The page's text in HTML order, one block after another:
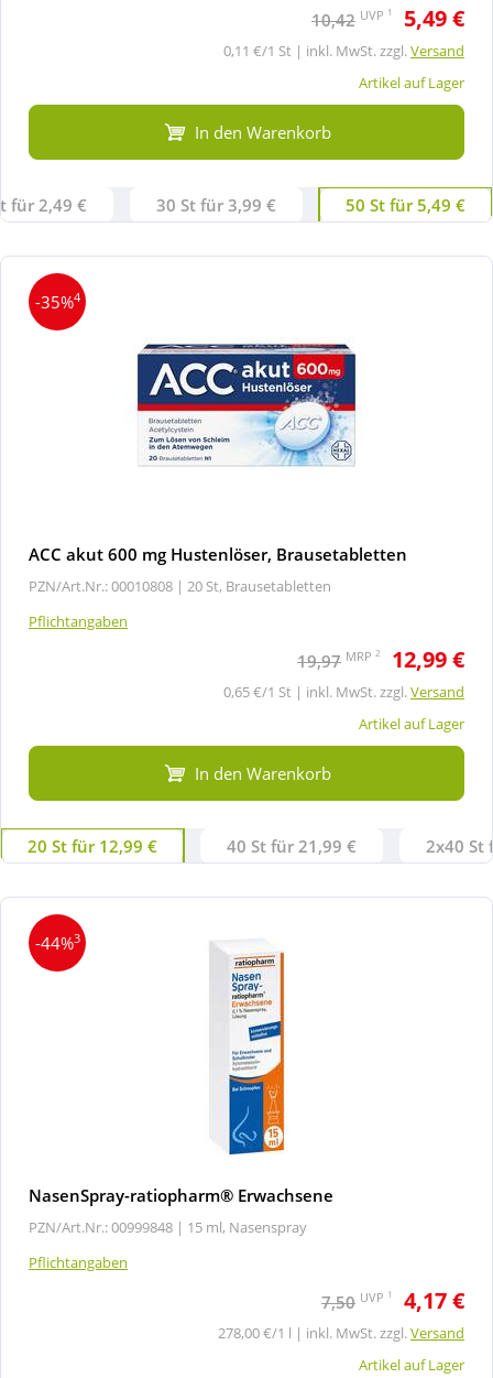
10,42 UVP 1 5,49 €
0,11 €/1 St | inkl. MwSt. zzgl.Versand
Artikel auf Lager
In den Warenkorb
für 2,49 € 30 St für 3,99 € 50 St für 5,49 €
-35%4
ACC akut 600 mg Hustenlöser, Brausetabletten
PZN/Art.Nr.: 00010808 | 20 St, Brausetabletten
Pflichtangaben
19,97 MRP 2 12,99 €
0,65 €/1 St | inkl. MwSt. zzgl.Versand
Artikel auf Lager
In den Warenkorb
20 St für 12,99 € 40 St für 21,99 € 2x40 St
-44%3
NasenSpray-ratiopharm® Erwachsene
PZN/Art.Nr.: 00999848 | 15 ml, Nasenspray
Pflichtangaben
7,50 UVP 1 4,17 €
278,00 €/1 l | inkl. MwSt. zzgl.Versand
Artikel auf Lager